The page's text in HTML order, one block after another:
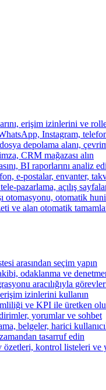
erişim izinlerini ve
Instagram,
depolama alanı,
CRM mağazası alın
BI raporlarını analiz
e-postalar, envanter,
pazarlama, açılış
otomasyonu, otomatik
ve alan otomatik
arasından seçim yapın
odaklanma ve
aracılığıyla
izinlerini kullanın
ve KPI ile üretken
yorumlar ve sohbet
belgeler, harici
tasarruf edin
özetleri, kontrol listeleri ve